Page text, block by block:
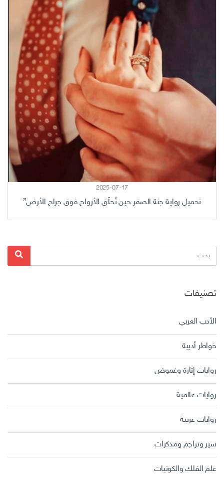
2025-07-17
تحميل رواية جنة الصقر حين تُحلّق الأرواح فوق جراح الأرض”
البحث
عن:
بحث
تصنيفات
الأدب العربي
خواطر أدبية
روايات إثارة وغموض
روايات عالمية
روايات عربية
سير وتراجم ومذكرات
علم الفلك والكونيات